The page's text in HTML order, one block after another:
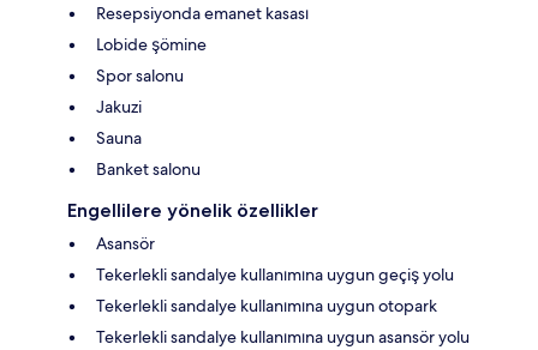
Resepsiyonda emanet kasası
Lobide şömine
Spor salonu
Jakuzi
Sauna
Banket salonu
Engellilere yönelik özellikler
Asansör
Tekerlekli sandalye kullanımına uygun geçiş yolu
Tekerlekli sandalye kullanımına uygun otopark
Tekerlekli sandalye kullanımına uygun asansör yolu